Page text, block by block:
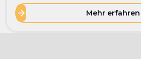
Mehr erfahren